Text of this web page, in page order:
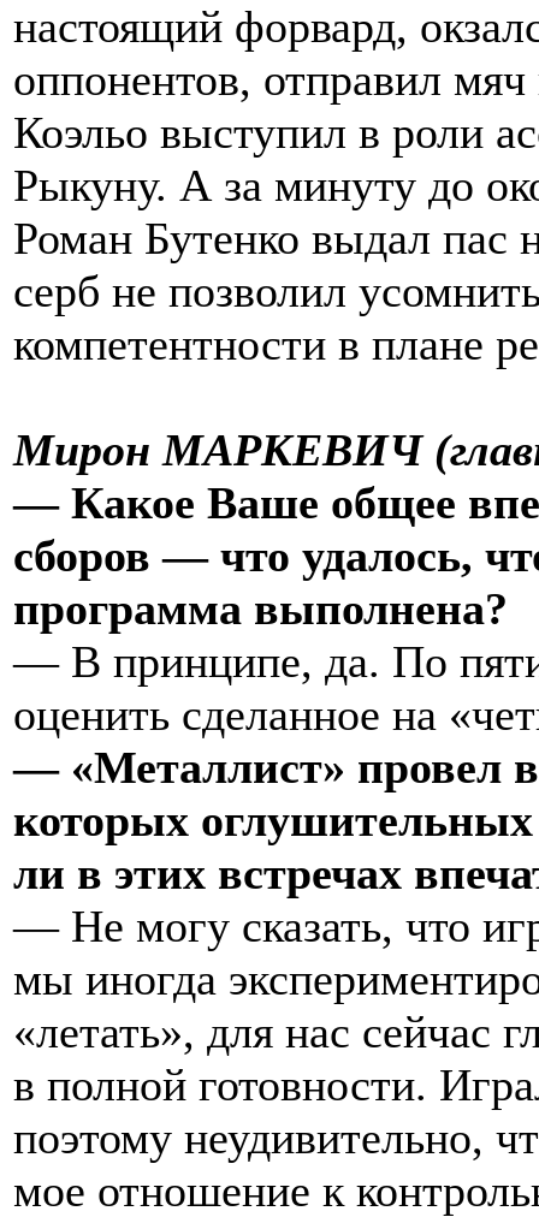
настоящий форвард,
оппонентов, отправил мяч
Коэльо выступил в роли
Рыкуну. А за минуту до
Роман Бутенко выдал пас
серб не позволил
компетентности в плане
Мирон МАРКЕВИЧ
— Какое Ваше общее
сборов — что удалось,
программа выполнена?
— В принципе, да. По
оценить сделанное на
— «Металлист» провел
которых
ли в этих встречах
— Не могу сказать, что
мы иногда
«летать», для нас сейчас
в полной готовности.
поэтому неудивительно,
мое отношение к